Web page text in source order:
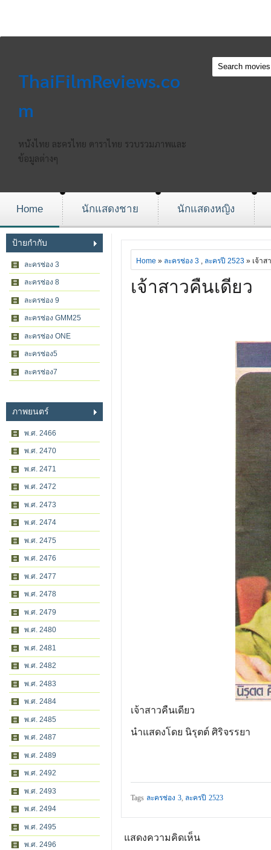
ThaiFilmReviews.co
m
หนังไทย ละครไทย ดาราไทย รวบรวมภาพและ
ข้อมูลต่างๆ
Home นักแสดงชาย นักแสดงหญิง
ป้ายกำกับ
ละครช่อง 3
ละครช่อง 8
ละครช่อง 9
ละครช่อง GMM25
ละครช่อง ONE
ละครช่อง5
ละครช่อง7
ภาพยนตร์
พ.ศ. 2466
พ.ศ. 2470
พ.ศ. 2471
พ.ศ. 2472
พ.ศ. 2473
พ.ศ. 2474
พ.ศ. 2475
พ.ศ. 2476
พ.ศ. 2477
พ.ศ. 2478
พ.ศ. 2479
พ.ศ. 2480
พ.ศ. 2481
พ.ศ. 2482
พ.ศ. 2483
พ.ศ. 2484
พ.ศ. 2485
พ.ศ. 2487
พ.ศ. 2489
พ.ศ. 2492
พ.ศ. 2493
พ.ศ. 2494
พ.ศ. 2495
พ.ศ. 2496
Home » ละครช่อง 3 , ละครปี 2523 » เจ้าส
เจ้าสาวคืนเดียว
เจ้าสาวคืนเดียว
นำแสดงโดย นิรุตต์ ศิริจรรยา
Tags ละครช่อง 3, ละครปี 2523
แสดงความคิดเห็น